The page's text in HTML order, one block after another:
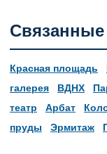
Связанные
Красная площадь
галерея
ВДНХ
театр
Арбат
пруды
Эрмитаж